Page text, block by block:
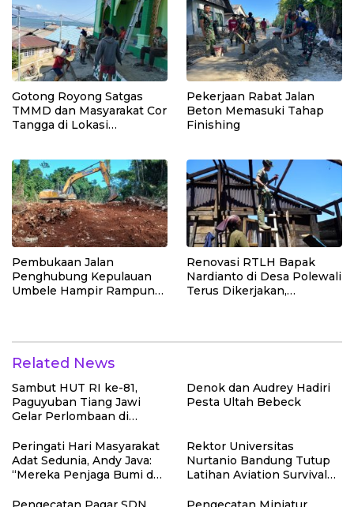
Gotong Royong Satgas
TMMD dan Masyarakat Cor
Tangga di Lokasi
Pekerjaan Rabat Jalan
Beton Memasuki Tahap
Finishing
Pembukaan Jalan
Penghubung Kepulauan
Umbele Hampir Rampung
Renovasi RTLH Bapak
Nardianto di Desa Polewali
Terus Dikerjakan,
Related News
Sambut HUT RI ke-81,
Paguyuban Tiang Jawi
Gelar Perlombaan di
Denok dan Audrey Hadiri
Pesta Ultah Bebeck
Peringati Hari Masyarakat
Adat Sedunia, Andy Java:
“Mereka Penjaga Bumi dan
Rektor Universitas
Nurtanio Bandung Tutup
Latihan Aviation Survival
Teknik